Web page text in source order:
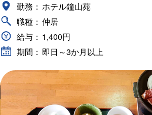
勤務： ホテル鐘山苑
職種： 仲居
給与： 1,400円
期間： 即日～3か月以上